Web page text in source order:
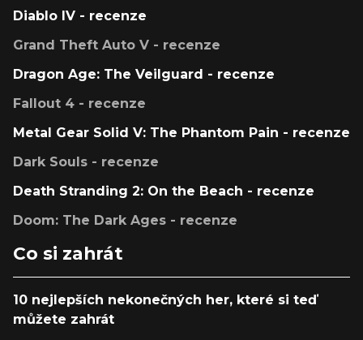
Diablo IV - recenze
Grand Theft Auto V - recenze
Dragon Age: The Veilguard - recenze
Fallout 4 - recenze
Metal Gear Solid V: The Phantom Pain - recenze
Dark Souls - recenze
Death Stranding 2: On the Beach - recenze
Doom: The Dark Ages - recenze
Co si zahrát
10 nejlepších nekonečných her, které si teď
můžete zahrát